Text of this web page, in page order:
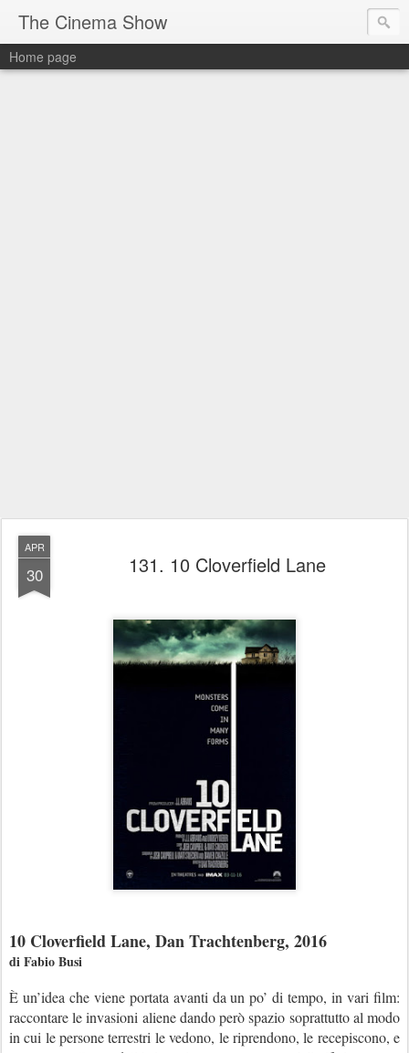
The Cinema Show
Home page
APR
30 131. 10 Cloverfield Lane
10 Cloverfield Lane, Dan Trachtenberg, 2016
di Fabio Busi
È un’idea che viene portata avanti da un po’ di tempo, in vari film:
raccontare le invasioni aliene dando però spazio soprattutto al modo
in cui le persone terrestri le vedono, le riprendono, le recepiscono, e